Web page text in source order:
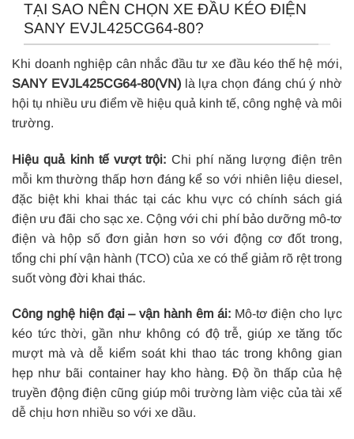
TẠI SAO NÊN CHỌN XE ĐẦU KÉO ĐIỆN
SANY EVJL425CG64-80?
Khi doanh nghiệp cân nhắc đầu tư xe đầu kéo thế hệ mới,
SANY EVJL425CG64-80(VN)là lựa chọn đáng chú ý nhờ
hội tụ nhiều ưu điểm về hiệu quả kinh tế, công nghệ và môi
trường.
Hiệu quả kinh tế vượt trội: Chi phí năng lượng điện trên
mỗi km thường thấp hơn đáng kể so với nhiên liệu diesel,
đặc biệt khi khai thác tại các khu vực có chính sách giá
điện ưu đãi cho sạc xe. Cộng với chi phí bảo dưỡng mô-tơ
điện và hộp số đơn giản hơn so với động cơ đốt trong,
tổng chi phí vận hành (TCO) của xe có thể giảm rõ rệt trong
suốt vòng đời khai thác.
Công nghệ hiện đại – vận hành êm ái:Mô-tơ điện cho lực
kéo tức thời, gần như không có độ trễ, giúp xe tăng tốc
mượt mà và dễ kiểm soát khi thao tác trong không gian
hẹp như bãi container hay kho hàng. Độ ồn thấp của hệ
truyền động điện cũng giúp môi trường làm việc của tài xế
dễ chịu hơn nhiều so với xe dầu.